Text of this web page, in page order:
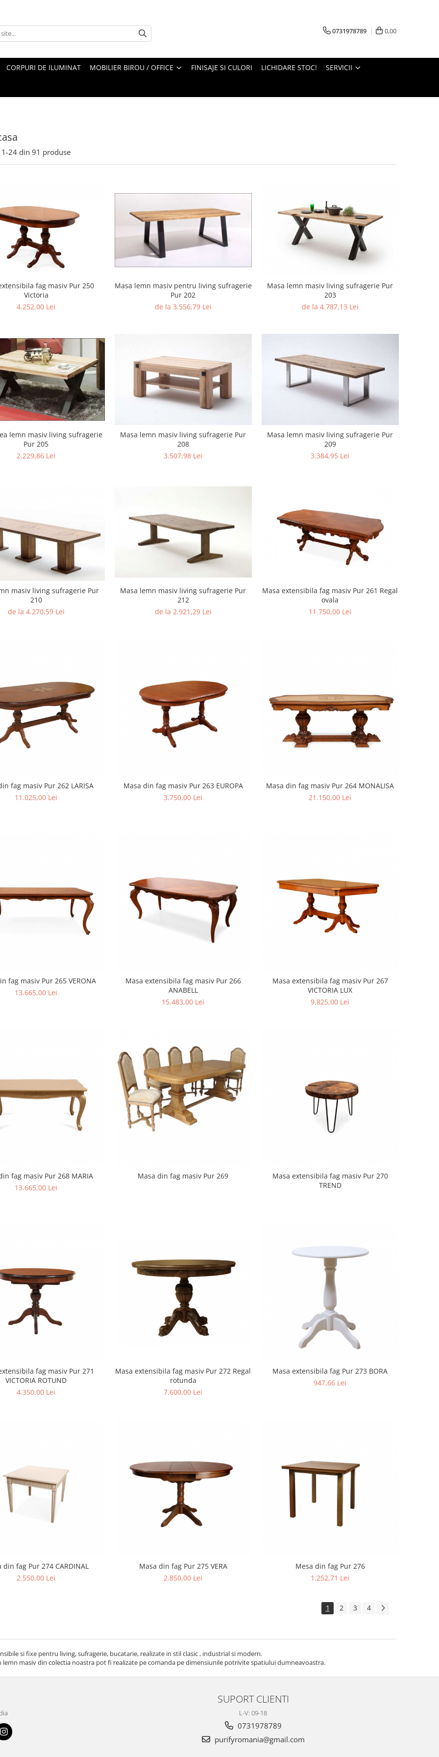
0731978789 0,00
CORPURI DE ILUMINAT MOBILIER BIROU / OFFICE FINISAJE SI CULORI LICHIDARE STOC! SERVICII
1-24 din 91 produse
fag masiv Pur 250
Victoria
4.252,00 Lei
Masa lemn masiv pentru living sufragerie
Pur 202
de la 3.556,79 Lei
Masa lemn masiv living sufragerie Pur
203
de la 4.787,13 Lei
lemn masiv living sufragerie
Pur 205
2.229,86 Lei
Masa lemn masiv living sufragerie Pur
208
3.507,98 Lei
Masa lemn masiv living sufragerie Pur
209
3.384,95 Lei
masiv living sufragerie Pur
210
de la 4.270,59 Lei
Masa lemn masiv living sufragerie Pur
212
de la 2.921,29 Lei
Masa extensibila fag masiv Pur 261 Regal
ovala
11.750,00 Lei
fag masiv Pur 262 LARISA
11.025,00 Lei
Masa din fag masiv Pur 263 EUROPA
3.750,00 Lei
Masa din fag masiv Pur 264 MONALISA
21.150,00 Lei
fag masiv Pur 265 VERONA
13.665,00 Lei
Masa extensibila fag masiv Pur 266
ANABELL
15.483,00 Lei
Masa extensibila fag masiv Pur 267
VICTORIA LUX
9.825,00 Lei
fag masiv Pur 268 MARIA
13.665,00 Lei
Masa din fag masiv Pur 269
Masa extensibila fag masiv Pur 270
TREND
fag masiv Pur 271
VICTORIA ROTUND
4.350,00 Lei
Masa extensibila fag masiv Pur 272 Regal
rotunda
7.600,00 Lei
Masa extensibila fag Pur 273 BORA
947,66 Lei
din fag Pur 274 CARDINAL
2.550,00 Lei
Masa din fag Pur 275 VERA
2.850,00 Lei
Mesa din fag Pur 276
1.252,71 Lei
1 2 3 4
si fixe pentru living, sufragerie, bucatarie, realizate in stil clasic , industrial si modern.
lemn masiv din colectia noastra pot fi realizate pe comanda pe dimensiunile potrivite spatiului dumneavoastra.
SUPORT CLIENTI
L-V: 09-18
0731978789
purifyromania@gmail.com